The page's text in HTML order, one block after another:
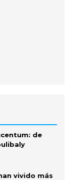
de
vivido más